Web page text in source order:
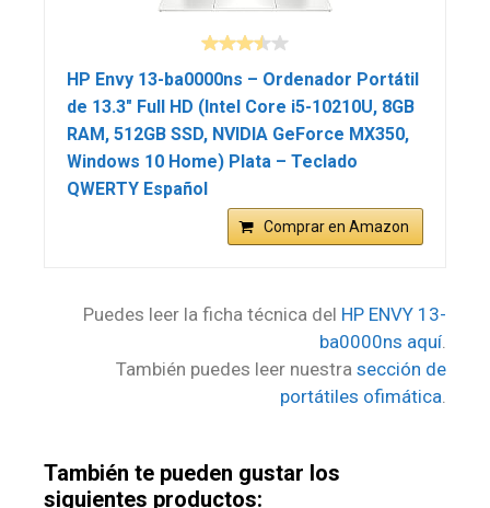
HP Envy 13-ba0000ns – Ordenador Portátil
de 13.3″ Full HD (Intel Core i5-10210U, 8GB
RAM, 512GB SSD, NVIDIA GeForce MX350,
Windows 10 Home) Plata – Teclado
QWERTY Español
Comprar en Amazon
Puedes leer la ficha técnica del HP ENVY 13-
ba0000ns aquí
También puedes leer nuestra sección de
portátiles ofimática
También te pueden gustar los
siguientes productos: